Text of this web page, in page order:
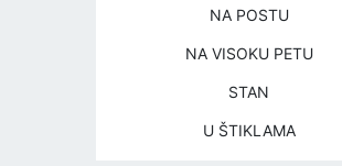
NA POSTU
NA VISOKU PETU
STAN
U ŠTIKLAMA